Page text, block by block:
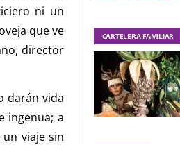
ni un
que ve
director
darán vida
ingenua; a
viaje sin
CARTELERA FAMILIAR